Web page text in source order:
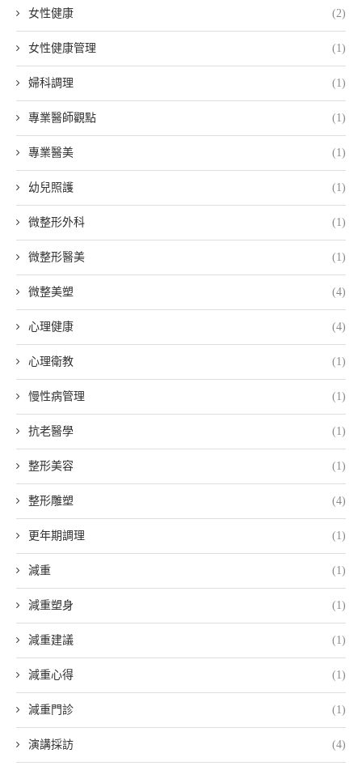
女性健康 (2)
女性健康管理 (1)
婦科調理 (1)
專業醫師觀點 (1)
專業醫美 (1)
幼兒照護 (1)
微整形外科 (1)
微整形醫美 (1)
微整美塑 (4)
心理健康 (4)
心理衛教 (1)
慢性病管理 (1)
抗老醫學 (1)
整形美容 (1)
整形雕塑 (4)
更年期調理 (1)
減重 (1)
減重塑身 (1)
減重建議 (1)
減重心得 (1)
減重門診 (1)
演講採訪 (4)